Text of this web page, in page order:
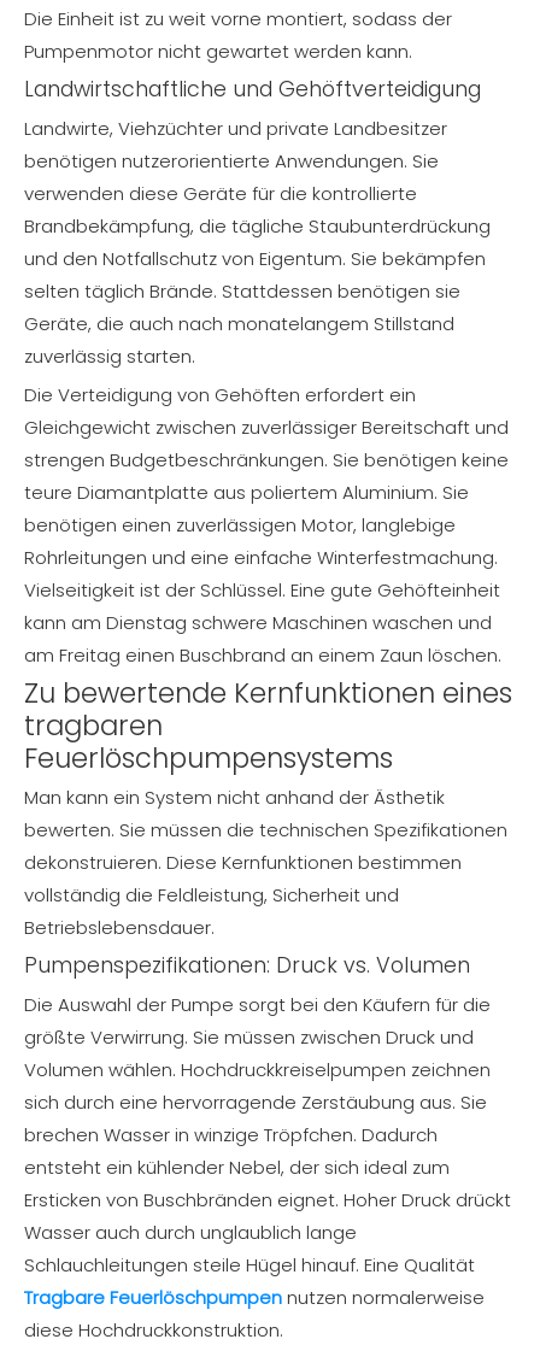
Die Einheit ist zu weit vorne montiert, sodass der
Pumpenmotor nicht gewartet werden kann.
Landwirtschaftliche und Gehöftverteidigung
Landwirte, Viehzüchter und private Landbesitzer
benötigen nutzerorientierte Anwendungen. Sie
verwenden diese Geräte für die kontrollierte
Brandbekämpfung, die tägliche Staubunterdrückung
und den Notfallschutz von Eigentum. Sie bekämpfen
selten täglich Brände. Stattdessen benötigen sie
Geräte, die auch nach monatelangem Stillstand
zuverlässig starten.
Die Verteidigung von Gehöften erfordert ein
Gleichgewicht zwischen zuverlässiger Bereitschaft und
strengen Budgetbeschränkungen. Sie benötigen keine
teure Diamantplatte aus poliertem Aluminium. Sie
benötigen einen zuverlässigen Motor, langlebige
Rohrleitungen und eine einfache Winterfestmachung.
Vielseitigkeit ist der Schlüssel. Eine gute Gehöfteinheit
kann am Dienstag schwere Maschinen waschen und
am Freitag einen Buschbrand an einem Zaun löschen.
Zu bewertende Kernfunktionen eines
tragbaren
Feuerlöschpumpensystems
Man kann ein System nicht anhand der Ästhetik
bewerten. Sie müssen die technischen Spezifikationen
dekonstruieren. Diese Kernfunktionen bestimmen
vollständig die Feldleistung, Sicherheit und
Betriebslebensdauer.
Pumpenspezifikationen: Druck vs. Volumen
Die Auswahl der Pumpe sorgt bei den Käufern für die
größte Verwirrung. Sie müssen zwischen Druck und
Volumen wählen. Hochdruckkreiselpumpen zeichnen
sich durch eine hervorragende Zerstäubung aus. Sie
brechen Wasser in winzige Tröpfchen. Dadurch
entsteht ein kühlender Nebel, der sich ideal zum
Ersticken von Buschbränden eignet. Hoher Druck drückt
Wasser auch durch unglaublich lange
Schlauchleitungen steile Hügel hinauf. Eine Qualität
Tragbare Feuerlöschpumpennutzen normalerweise
diese Hochdruckkonstruktion.